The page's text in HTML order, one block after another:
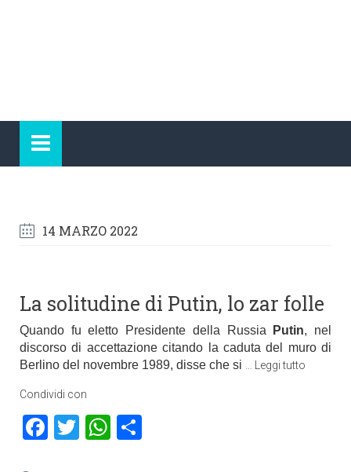
14 MARZO 2022
La solitudine di Putin, lo zar folle
Quando fu eletto Presidente della Russia Putin,
nel
discorso di accettazione citando la caduta del muro di
Berlino del novembre 1989, disse che si
Leggi tutto
Condividi con
Facebook
TwitterWhatsApp